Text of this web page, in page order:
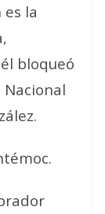
la
bloqueó